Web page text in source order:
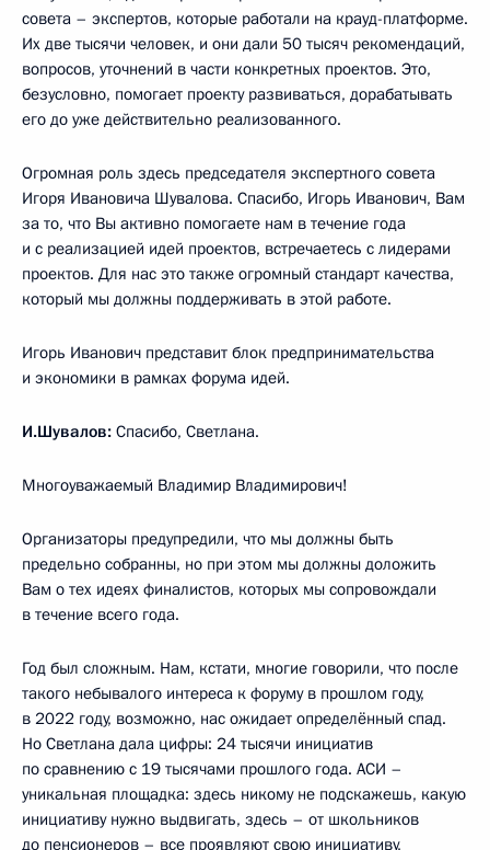
совета – экспертов, которые работали на крауд-платформе.
Их две тысячи человек, и они дали 50 тысяч рекомендаций,
вопросов, уточнений в части конкретных проектов. Это,
безусловно, помогает проекту развиваться, дорабатывать
его до уже действительно реализованного.
Огромная роль здесь председателя экспертного совета
Игоря Ивановича Шувалова. Спасибо, Игорь Иванович, Вам
за то, что Вы активно помогаете нам в течение года
и с реализацией идей проектов, встречаетесь с лидерами
проектов. Для нас это также огромный стандарт качества,
который мы должны поддерживать в этой работе.
Игорь Иванович представит блок предпринимательства
и экономики в рамках форума идей.
И.Шувалов: Спасибо, Светлана.
Многоуважаемый Владимир Владимирович!
Организаторы предупредили, что мы должны быть
предельно собранны, но при этом мы должны доложить
Вам о тех идеях финалистов, которых мы сопровождали
в течение всего года.
Год был сложным. Нам, кстати, многие говорили, что после
такого небывалого интереса к форуму в прошлом году,
в 2022 году, возможно, нас ожидает определённый спад.
Но Светлана дала цифры: 24 тысячи инициатив
по сравнению с 19 тысячами прошлого года. АСИ –
уникальная площадка: здесь никому не подскажешь, какую
инициативу нужно выдвигать, здесь – от школьников
до пенсионеров – все проявляют свою инициативу,